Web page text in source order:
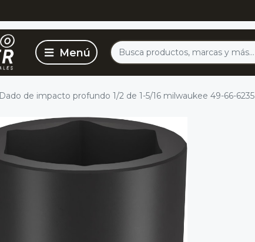
Dado de impacto profundo 1/2 de 1-5/16 milwaukee 49-66-6235